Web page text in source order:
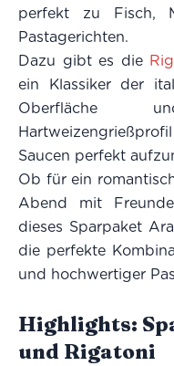
perfekt zu Fisch,
Pastagerichten.
Dazu gibt es die
ein Klassiker der
Oberfläche
Saucen perfekt
Ob für ein
Abend mit
dieses Sparpaket
die perfekte
und hochwertiger
Highlights:
und Rigatoni